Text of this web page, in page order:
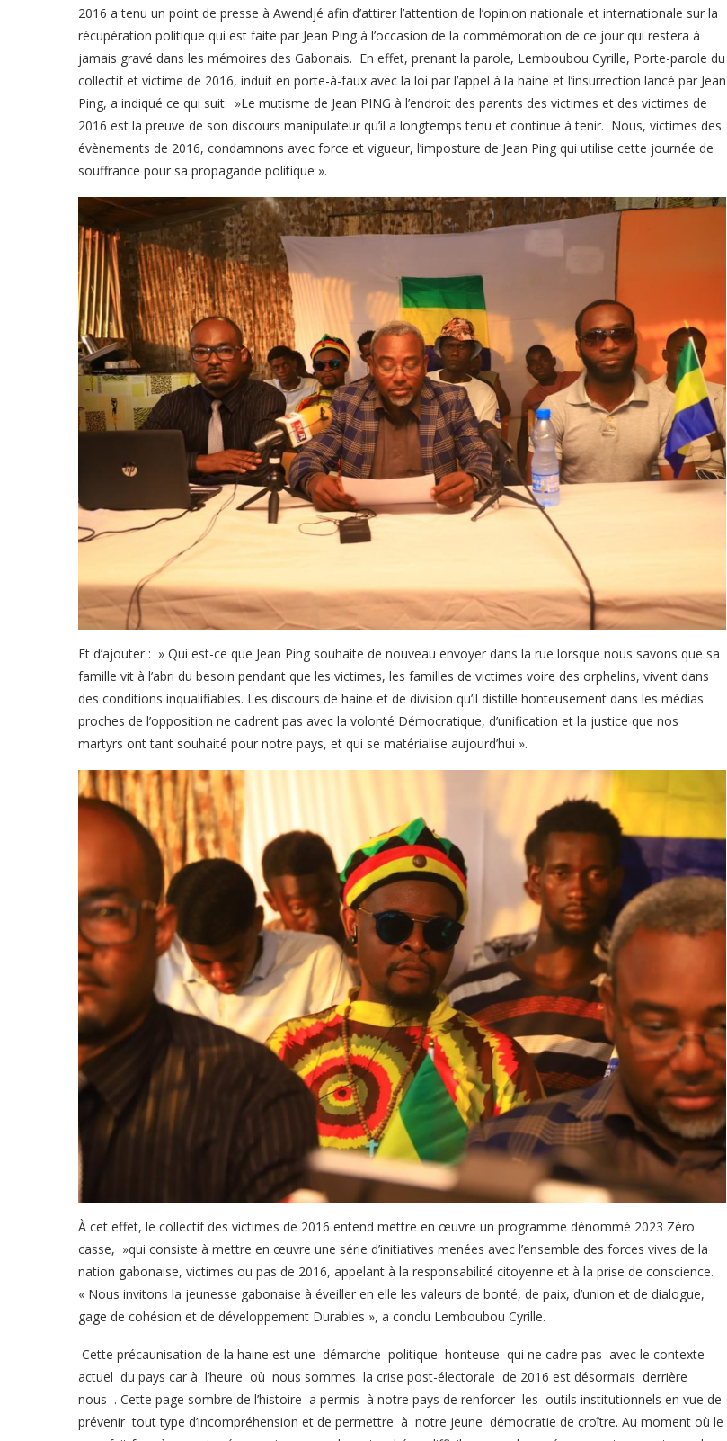
2016 a tenu un point de presse à Awendjé afin d’attirer l’attention de l’opinion nationale et internationale sur la
récupération politique qui est faite par Jean Ping à l’occasion de la commémoration de ce jour qui restera à
jamais gravé dans les mémoires des Gabonais. En effet, prenant la parole, Lemboubou Cyrille, Porte-parole du
collectif et victime de 2016, induit en porte-à-faux avec la loi par l’appel à la haine et l’insurrection lancé par Jean
Ping, a indiqué ce qui suit: »Le mutisme de Jean PING à l’endroit des parents des victimes et des victimes de
2016 est la preuve de son discours manipulateur qu’il a longtemps tenu et continue à tenir. Nous, victimes des
évènements de 2016, condamnons avec force et vigueur, l’imposture de Jean Ping qui utilise cette journée de
souffrance pour sa propagande politique ».
Et d’ajouter : » Qui est-ce que Jean Ping souhaite de nouveau envoyer dans la rue lorsque nous savons que sa
famille vit à l’abri du besoin pendant que les victimes, les familles de victimes voire des orphelins, vivent dans
des conditions inqualifiables. Les discours de haine et de division qu’il distille honteusement dans les médias
proches de l’opposition ne cadrent pas avec la volonté Démocratique, d’unification et la justice que nos
martyrs ont tant souhaité pour notre pays, et qui se matérialise aujourd’hui ».
À cet effet, le collectif des victimes de 2016 entend mettre en œuvre un programme dénommé 2023 Zéro
casse, »qui consiste à mettre en œuvre une série d’initiatives menées avec l’ensemble des forces vives de la
nation gabonaise, victimes ou pas de 2016, appelant à la responsabilité citoyenne et à la prise de conscience.
« Nous invitons la jeunesse gabonaise à éveiller en elle les valeurs de bonté, de paix, d’union et de dialogue,
gage de cohésion et de développement Durables », a conclu Lemboubou Cyrille.
Cette précaunisation de la haine est une démarche politique honteuse qui ne cadre pas avec le contexte
actuel du pays car à l’heure où nous sommes la crise post-électorale de 2016 est désormais derrière
nous . Cette page sombre de l’histoire a permis à notre pays de renforcer les outils institutionnels en vue de
prévenir tout type d’incompréhension et de permettre à notre jeune démocratie de croître. Au moment où le